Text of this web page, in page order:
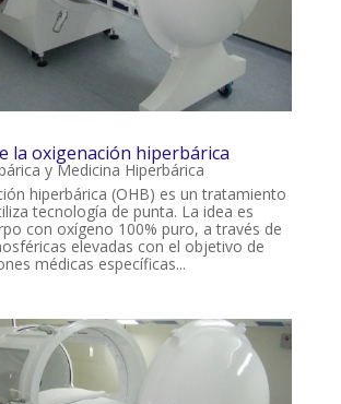
la oxigenación hiperbárica
y Medicina Hiperbárica
hiperbárica (OHB) es un tratamiento
tecnología de punta. La idea es
con oxígeno 100% puro, a través de
elevadas con el objetivo de
médicas específicas...